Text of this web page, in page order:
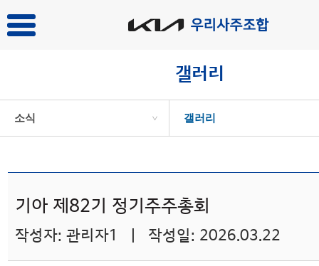
갤러리
소식 > 갤러리
기아 제82기 정기주주총회
작성자: 관리자1 | 작성일: 2026.03.22